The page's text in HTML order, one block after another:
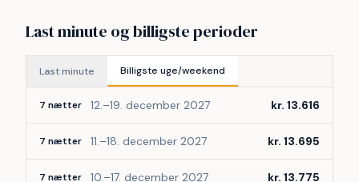
Last minute og billigste perioder
Last minute Billigste uge/weekend
7 nætter 12.–19. december 2027 kr. 13.616
7 nætter 11.–18. december 2027 kr. 13.695
7 nætter 10.–17. december 2027 kr. 13.775